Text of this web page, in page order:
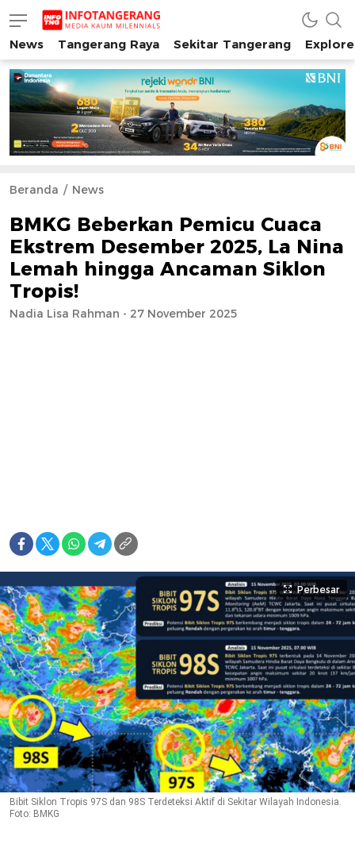
INFO TANGERANG
Media Kaum Millenials Tangerang Raya
News Tangerang Raya Sekitar Tangerang
Beranda News
BMKG Beberkan Pemicu Cuaca
Ekstrem Desember 2025, La Nina
Lemah hingga Ancaman Siklon
Tropis!
Nadia Lisa Rahman - 27 November 2025
Perbesar
Bibit Siklon Tropis 97S dan 98S Terdeteksi Aktif di Sekitar Wilayah Indonesia.
Foto: BMKG